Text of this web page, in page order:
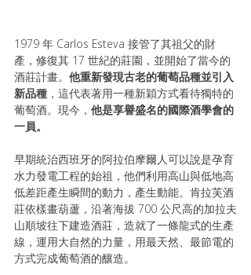
1979 年 Carlos Esteva 接管了其祖父的財
產，修復其 17 世紀的莊園，並開始了當今的
酒莊計畫。 他重新發現古老的葡萄品種並引入
新品種 ，這代表著用一種新穎方式看待獨特的
葡萄酒。現今， 他是享譽盛名的國際酒學會的
一員。
早期統治西班牙的阿拉伯摩爾人可以說是孕育
水力發電工程的始祖，他們利用高山與低地高
低差距產生瞬間的動力，產生動能。肯拉芙酒
莊依樣畫葫蘆，沿著海拔 700 公尺高的加拉夫
山順坡往下建造酒莊，造就了一條龍式的生產
線，運用大自然的力量，用最天然、最節電的
方式完成葡萄酒的釀造。